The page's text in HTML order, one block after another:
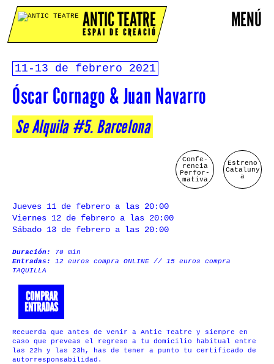
MENÚ
ANTIC TEATRE
ESPAI DE CREACIÓ
11-13 de febrero 2021
Óscar Cornago & Juan Navarro
Se Alquila #5. Barcelona
Estreno
Cataluny
a
Confe-
rencia
Perfor-
mativa
Jueves 11 de febrero a las 20:00
Viernes 12 de febrero a las 20:00
Sábado 13 de febrero a las 20:00
Duración: 70 min
Entradas: 12 euros compra ONLINE // 15 euros compra
TAQUILLA
COMPRAR
ENTRADAS
Recuerda que antes de venir a Antic Teatre y siempre en
caso que preveas el regreso a tu domicilio habitual entre
las 22h y las 23h, has de tener a punto tu certificado de
autorresponsabilidad.